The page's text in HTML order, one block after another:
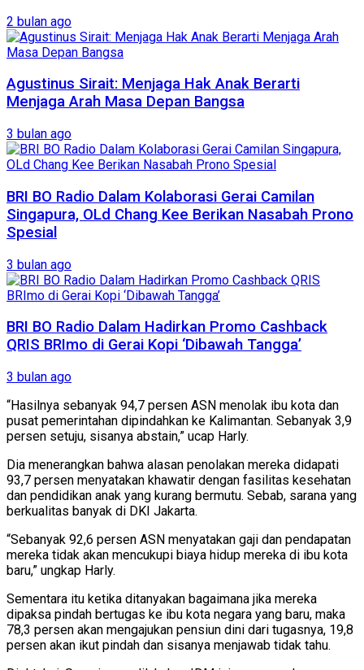
2 bulan ago
Agustinus Sirait: Menjaga Hak Anak Berarti
Menjaga Arah Masa Depan Bangsa
3 bulan ago
BRI BO Radio Dalam Kolaborasi Gerai Camilan
Singapura, OLd Chang Kee Berikan Nasabah Prono
Spesial
3 bulan ago
BRI BO Radio Dalam Hadirkan Promo Cashback
QRIS BRImo di Gerai Kopi ‘Dibawah Tangga’
3 bulan ago
“Hasilnya sebanyak 94,7 persen ASN menolak ibu kota dan
pusat pemerintahan dipindahkan ke Kalimantan. Sebanyak 3,9
persen setuju, sisanya abstain,” ucap Harly.
Dia menerangkan bahwa alasan penolakan mereka didapati
93,7 persen menyatakan khawatir dengan fasilitas kesehatan
dan pendidikan anak yang kurang bermutu. Sebab, sarana yang
berkualitas banyak di DKI Jakarta.
“Sebanyak 92,6 persen ASN menyatakan gaji dan pendapatan
mereka tidak akan mencukupi biaya hidup mereka di ibu kota
baru,” ungkap Harly.
Sementara itu ketika ditanyakan bagaimana jika mereka
dipaksa pindah bertugas ke ibu kota negara yang baru, maka
78,3 persen akan mengajukan pensiun dini dari tugasnya, 19,8
persen akan ikut pindah dan sisanya menjawab tidak tahu.